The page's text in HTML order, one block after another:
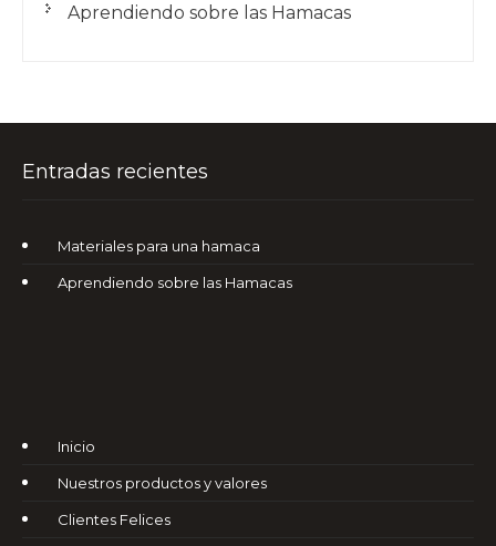
Aprendiendo sobre las Hamacas
Entradas recientes
Materiales para una hamaca
Aprendiendo sobre las Hamacas
Inicio
Nuestros productos y valores
Clientes Felices